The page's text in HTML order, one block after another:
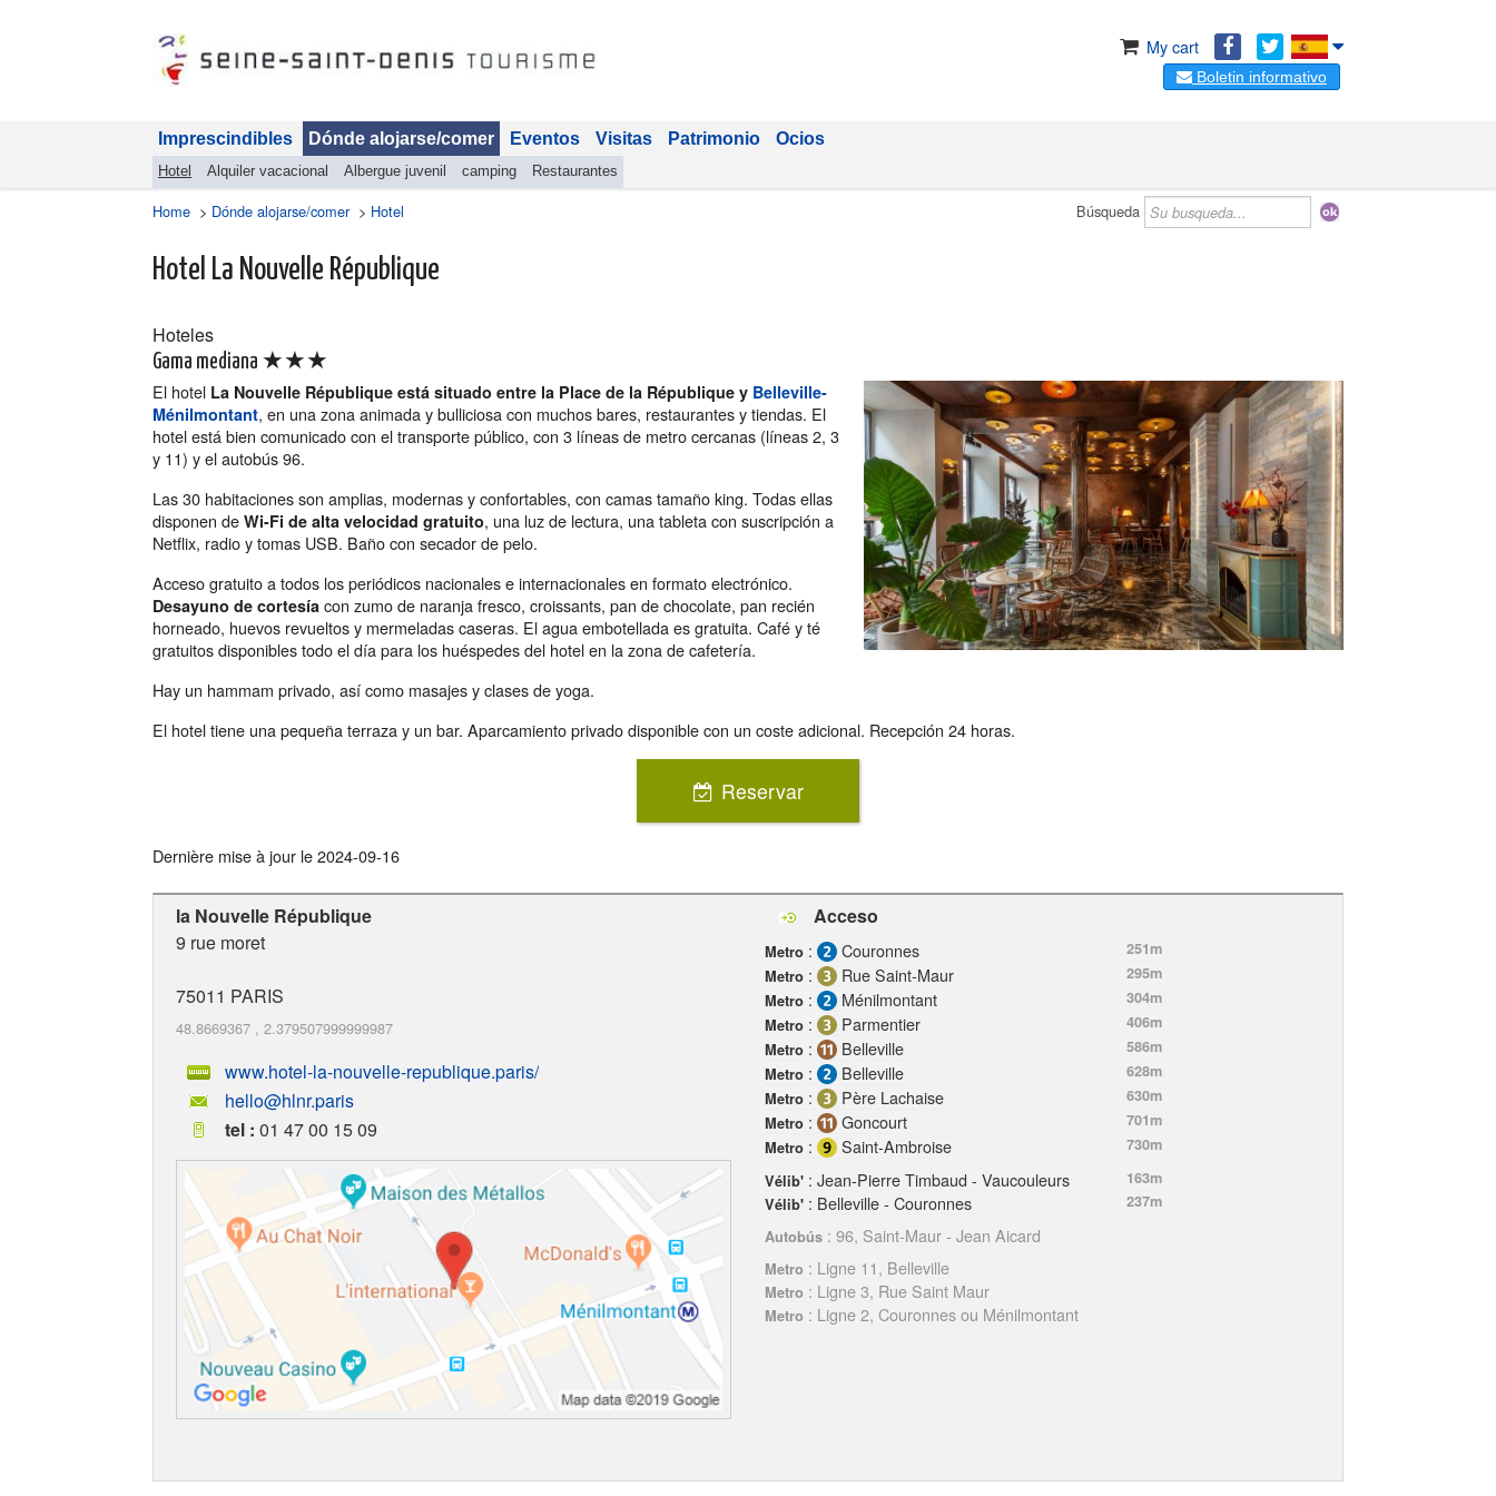
My cart
Boletin informativo
Imprescindibles Dónde alojarse/comer
Hotel Alquiler vacacional Albergue juvenil camping Restaurantes
Eventos Visitas Patrimonio Ocios
Home > Dónde alojarse/comer> Hotel Búsqueda
Hotel La Nouvelle République
Hoteles
Gama mediana ★★★
El hotel La Nouvelle République está situado entre la Place de la République y Belleville-
Ménilmontant, en una zona animada y bulliciosa con muchos bares, restaurantes y tiendas. El
hotel está bien comunicado con el transporte público, con 3 líneas de metro cercanas (líneas 2, 3
y 11) y el autobús 96.
Las 30 habitaciones son amplias, modernas y confortables, con camas tamaño king. Todas ellas
disponen de Wi-Fi de alta velocidad gratuito, una luz de lectura, una tableta con suscripción a
Netflix, radio y tomas USB. Baño con secador de pelo.
Acceso gratuito a todos los periódicos nacionales e internacionales en formato electrónico.
Desayuno de cortesía con zumo de naranja fresco, croissants, pan de chocolate, pan recién
horneado, huevos revueltos y mermeladas caseras. El agua embotellada es gratuita. Café y té
gratuitos disponibles todo el día para los huéspedes del hotel en la zona de cafetería.
Hay un hammam privado, así como masajes y clases de yoga.
El hotel tiene una pequeña terraza y un bar. Aparcamiento privado disponible con un coste adicional. Recepción 24 horas.
Reservar
Dernière mise à jour le2024-09-16
la Nouvelle République
9 rue moret
75011 PARIS
48.8669367 , 2.379507999999987
www.hotel-la-nouvelle-republique.paris/
hello@hlnr.paris
tel : 01 47 00 15 09
Acceso
Metro : Couronnes
251m
Metro : Rue Saint-Maur
295m
Metro : Ménilmontant
304m
Metro : Parmentier
406m
Metro : Belleville
586m
Metro : Belleville
628m
Metro : Père Lachaise
630m
Metro : Goncourt
701m
Metro : Saint-Ambroise
730m
Vélib' : Jean-Pierre Timbaud - Vaucouleurs
163m
Vélib' : Belleville - Couronnes
237m
Autobús : 96, Saint-Maur - Jean Aicard
Metro : Ligne 11, Belleville
Metro : Ligne 3, Rue Saint Maur
Metro : Ligne 2, Couronnes ou Ménilmontant